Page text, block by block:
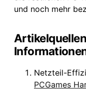
und noch mehr
Netzteil-
PCGames